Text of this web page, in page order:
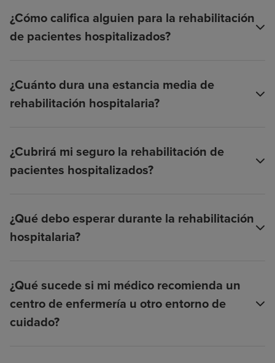
¿Cómo califica alguien para la rehabilitación
de pacientes hospitalizados?
¿Cuánto dura una estancia media de
rehabilitación hospitalaria?
¿Cubrirá mi seguro la rehabilitación de
pacientes hospitalizados?
¿Qué debo esperar durante la rehabilitación
hospitalaria?
¿Qué sucede si mi médico recomienda un
centro de enfermería u otro entorno de
cuidado?